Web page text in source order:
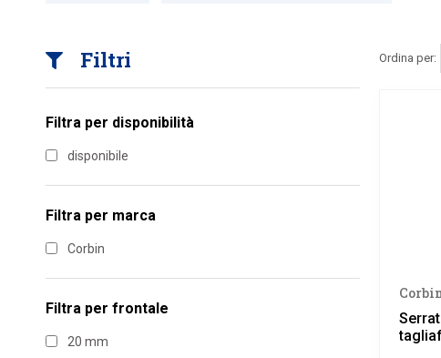
Filtri
Filtra per disponibilità
disponibile
Filtra per marca
Corbin
Filtra per frontale
20 mm
Ordina per: